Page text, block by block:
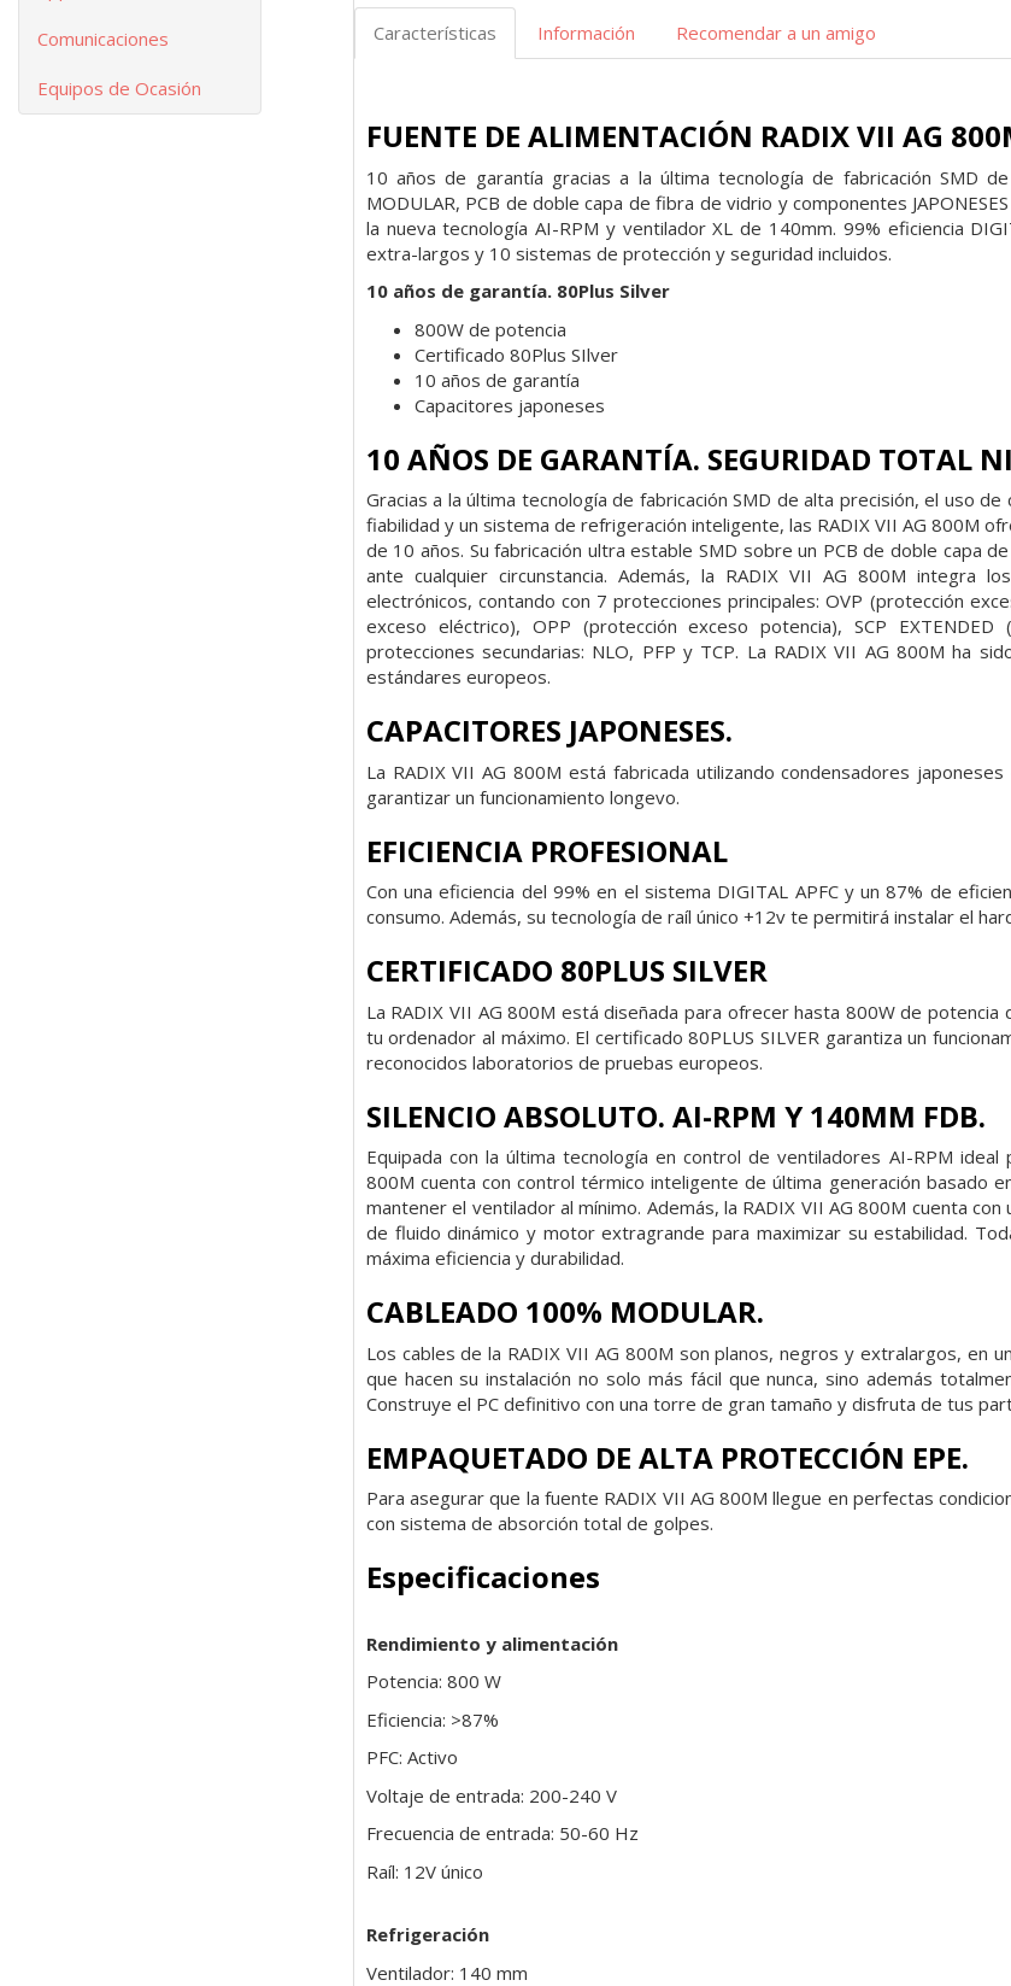
Comunicaciones
Equipos de Ocasión
Características Información Recomendar a un amigo
FUENTE DE ALIMENTACIÓN RADIX VII AG
10 años de garantía gracias a la última tecnología de fabricación SMD
MODULAR, PCB de doble capa de fibra de vidrio y componentes
la nueva tecnología AI-RPM y ventilador XL de 140mm. 99% eficiencia
extra-largos y 10 sistemas de protección y seguridad incluidos.
10 años de garantía. 80Plus Silver
800W de potencia
Certificado 80Plus SIlver
10 años de garantía
Capacitores japoneses
10 AÑOS DE GARANTÍA. SEGURIDAD TOTAL
Gracias a la última tecnología de fabricación SMD de alta precisión, el uso
fiabilidad y un sistema de refrigeración inteligente, las RADIX VII AG 800M
de 10 años. Su fabricación ultra estable SMD sobre un PCB de doble capa
ante cualquier circunstancia. Además, la RADIX VII AG 800M integra
electrónicos, contando con 7 protecciones principales: OVP (protección
exceso eléctrico), OPP (protección exceso potencia), SCP
protecciones secundarias: NLO, PFP y TCP. La RADIX VII AG 800M ha
estándares europeos.
CAPACITORES JAPONESES.
La RADIX VII AG 800M está fabricada utilizando condensadores
garantizar un funcionamiento longevo.
EFICIENCIA PROFESIONAL
Con una eficiencia del 99% en el sistema DIGITAL APFC y un 87% de
consumo. Además, su tecnología de raíl único +12v te permitirá instalar el
CERTIFICADO 80PLUS SILVER
La RADIX VII AG 800M está diseñada para ofrecer hasta 800W de
tu ordenador al máximo. El certificado 80PLUS SILVER garantiza un
reconocidos laboratorios de pruebas europeos.
SILENCIO ABSOLUTO. AI-RPM Y 140MM FDB.
Equipada con la última tecnología en control de ventiladores AI-RPM
800M cuenta con control térmico inteligente de última generación basado
mantener el ventilador al mínimo. Además, la RADIX VII AG 800M cuenta
de fluido dinámico y motor extragrande para maximizar su estabilidad.
máxima eficiencia y durabilidad.
CABLEADO 100% MODULAR.
Los cables de la RADIX VII AG 800M son planos, negros y extralargos, en
que hacen su instalación no solo más fácil que nunca, sino además
Construye el PC definitivo con una torre de gran tamaño y disfruta de tus
EMPAQUETADO DE ALTA PROTECCIÓN EPE.
Para asegurar que la fuente RADIX VII AG 800M llegue en perfectas
con sistema de absorción total de golpes.
Especificaciones
Rendimiento y alimentación
Potencia: 800 W
Eficiencia: >87%
PFC: Activo
Voltaje de entrada: 200-240 V
Frecuencia de entrada: 50-60 Hz
Raíl: 12V único
Refrigeración
Ventilador: 140 mm